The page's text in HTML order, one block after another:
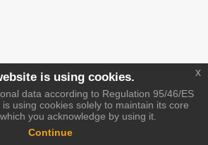
is using cookies.
data according to Regulation 95/46/ES
using cookies solely to maintain its core
you acknowledge by using it.
Continue
x